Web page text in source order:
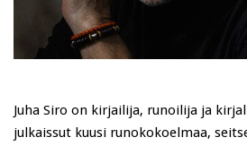
Juha Siro on kirjailija, runoilija ja
julkaissut kuusi runokokoelmaa,